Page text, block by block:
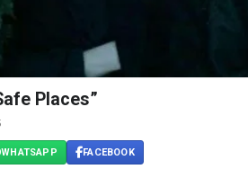
Places”
WHATSAPP FACEBOOK